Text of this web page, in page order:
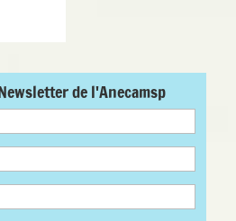
de l'Anecamsp